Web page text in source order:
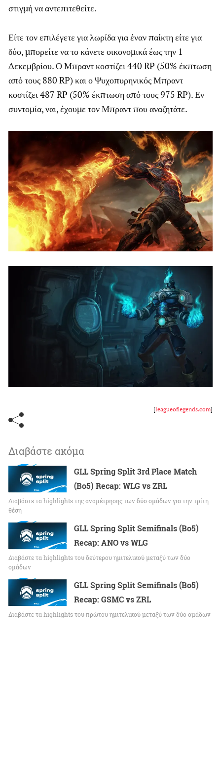
στιγμή να αντεπιτεθείτε.
Είτε τον επιλέγετε για λωρίδα για έναν παίκτη είτε για
δύο, μπορείτε να το κάνετε οικονομικά έως την 1
Δεκεμβρίου. Ο Μπραντ κοστίζει 440 RP (50% έκπτωση
από τους 880 RP) και ο Ψυχοπυρηνικός Μπραντ
κοστίζει 487 RP (50% έκπτωση από τους 975 RP). Εν
συντομία, ναι, έχουμε τον Μπραντ που αναζητάτε.
[leagueoflegends.com]
Διαβάστε ακόμα
GLL Spring Split 3rd Place Match
(Bo5) Recap: WLG vs ZRL
Διαβάστε τα highlights της αναμέτρησης των δύο ομάδων για την τρίτη
θέση
GLL Spring Split Semifinals (Bo5)
Recap: ANO vs WLG
Διαβάστε τα highlights του δεύτερου ημιτελικού μεταξύ των δύο
ομάδων
GLL Spring Split Semifinals (Bo5)
Recap: GSMC vs ZRL
Διαβάστε τα highlights του πρώτου ημιτελικού μεταξύ των δύο ομάδων